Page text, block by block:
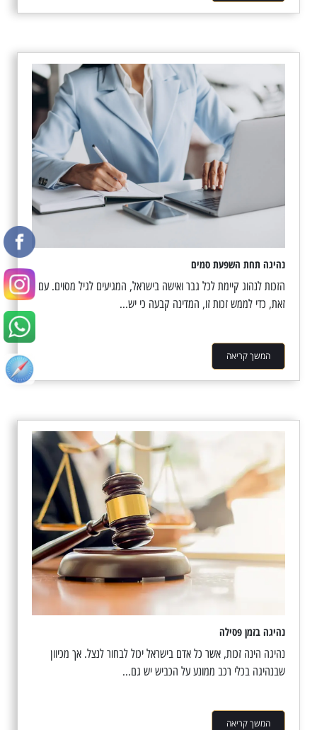
נהיגה תחת השפעת סמים
הזכות לנהוג קיימת לכל גבר ואישה בישראל, המגיעים לגיל מסוים. עם
זאת, כדי לממש זכות זו, המדינה קבעה כי יש...
המשך קריאה
נהיגה בזמן פסילה
נהיגה הינה זכות, אשר כל אדם בישראל יכול לבחור לנצל. אך מכיוון
שבנהיגה בכלי רכב ממונע על הכביש יש גם...
המשך קריאה